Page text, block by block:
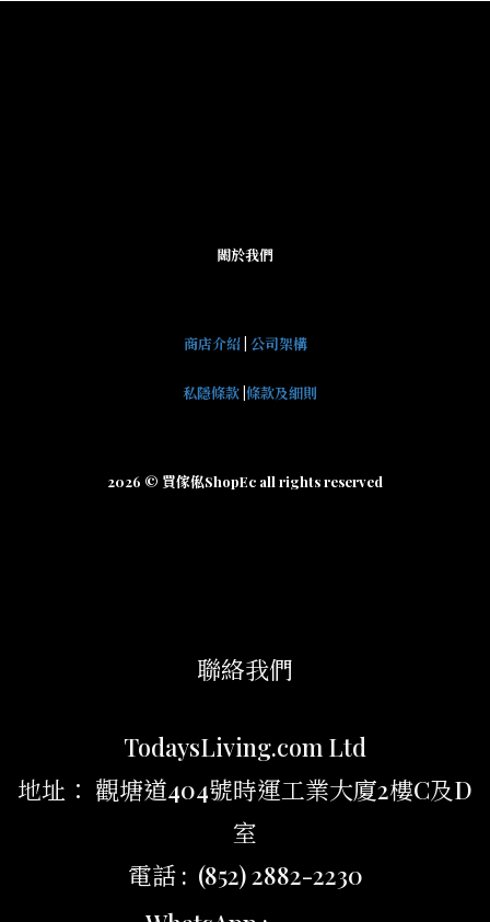
關於我們
商店介紹| 公司架構
私隱條款 條款及細則
2026 © 買傢俬ShopEc all rights reserved
聯絡我們
TodaysLiving.com Ltd
地址： 觀塘道404號時運工業大廈2樓C及D
室
電話 : (852) 2882-2230